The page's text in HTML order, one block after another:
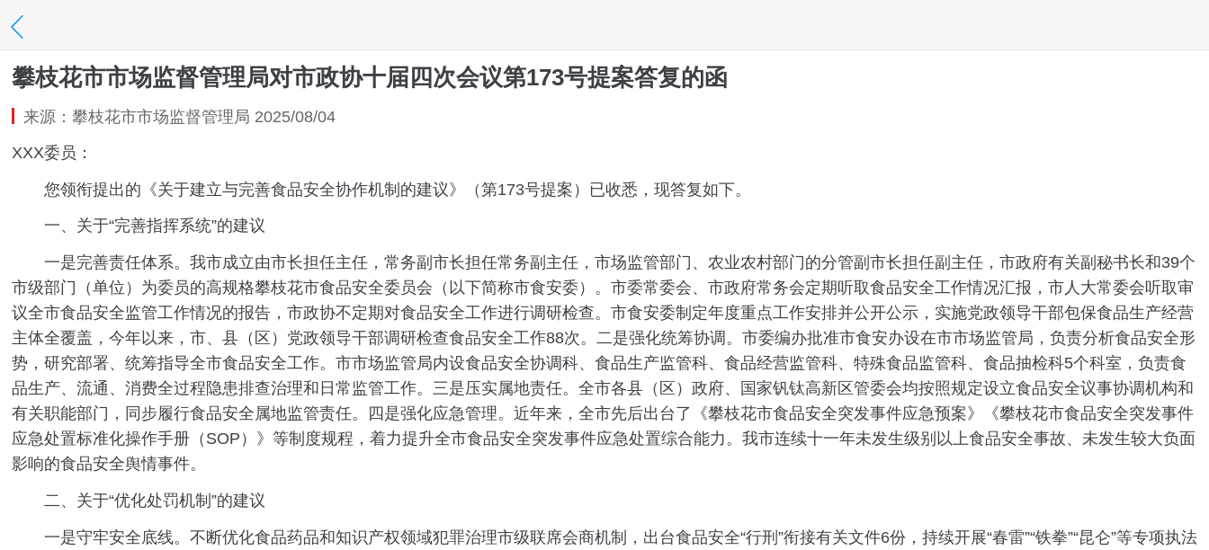
攀枝花市市场监督管理局对市政协十届四次会议第173号提案答复的函
来源：攀枝花市市场监督管理局 2025/08/04
XXX委员：
您领衔提出的《关于建立与完善食品安全协作机制的建议》（第173号提案）已收悉，现答复如下。
一、关于“完善指挥系统”的建议
一是完善责任体系。我市成立由市长担任主任，常务副市长担任常务副主任，市场监管部门、农业农村部门的分管副市长担任副主任，市政府有关副秘书长和39个
市级部门（单位）为委员的高规格攀枝花市食品安全委员会（以下简称市食安委）。市委常委会、市政府常务会定期听取食品安全工作情况汇报，市人大常委会听取审
议全市食品安全监管工作情况的报告，市政协不定期对食品安全工作进行调研检查。市食安委制定年度重点工作安排并公开公示，实施党政领导干部包保食品生产经营
主体全覆盖，今年以来，市、县（区）党政领导干部调研检查食品安全工作88次。二是强化统筹协调。市委编办批准市食安办设在市市场监管局，负责分析食品安全形
势，研究部署、统筹指导全市食品安全工作。市市场监管局内设食品安全协调科、食品生产监管科、食品经营监管科、特殊食品监管科、食品抽检科5个科室，负责食
品生产、流通、消费全过程隐患排查治理和日常监管工作。三是压实属地责任。全市各县（区）政府、国家钒钛高新区管委会均按照规定设立食品安全议事协调机构和
有关职能部门，同步履行食品安全属地监管责任。四是强化应急管理。近年来，全市先后出台了《攀枝花市食品安全突发事件应急预案》《攀枝花市食品安全突发事件
应急处置标准化操作手册（SOP）》等制度规程，着力提升全市食品安全突发事件应急处置综合能力。我市连续十一年未发生级别以上食品安全事故、未发生较大负面
影响的食品安全舆情事件。
二、关于“优化处罚机制”的建议
一是守牢安全底线。不断优化食品药品和知识产权领域犯罪治理市级联席会商机制，出台食品安全“行刑”衔接有关文件6份，持续开展“春雷”“铁拳”“昆仑”等专项执法